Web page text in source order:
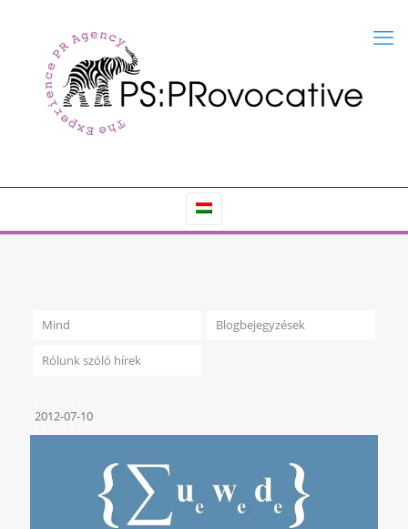
Mind Blogbejegyzések
Rólunk szóló hírek
2012-07-10